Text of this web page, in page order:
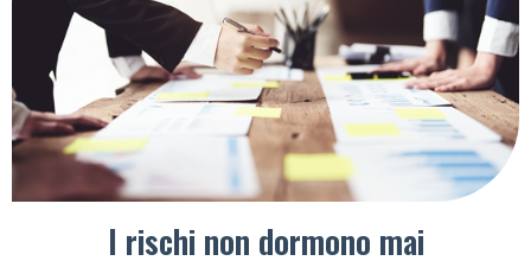
I rischi non dormono mai